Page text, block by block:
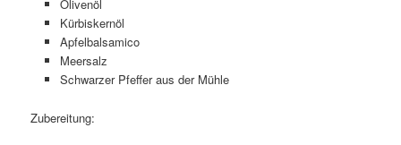
Olivenöl
Kürbiskernöl
Apfelbalsamico
Meersalz
Schwarzer Pfeffer aus der Mühle
Zubereitung: